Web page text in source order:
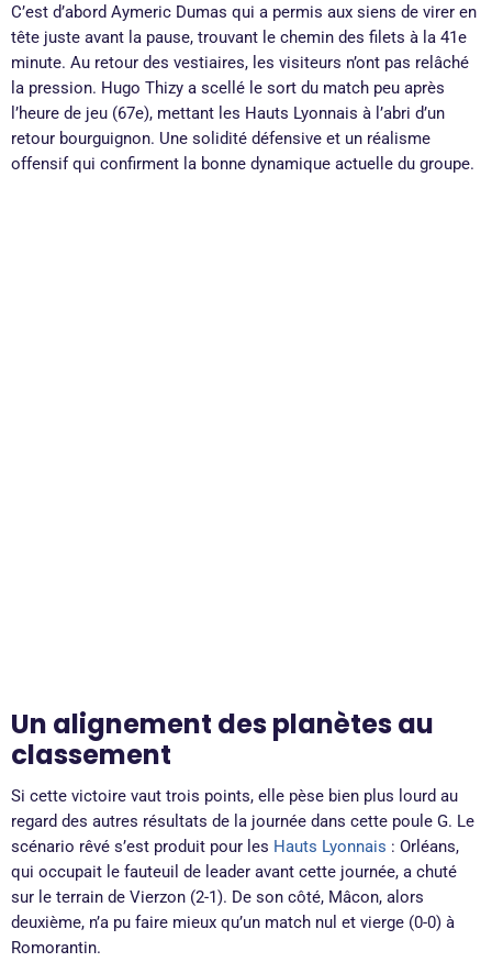
C’est d’abord Aymeric Dumas qui a permis aux siens de virer en
tête juste avant la pause, trouvant le chemin des filets à la 41e
minute. Au retour des vestiaires, les visiteurs n’ont pas relâché
la pression. Hugo Thizy a scellé le sort du match peu après
l’heure de jeu (67e), mettant les Hauts Lyonnais à l’abri d’un
retour bourguignon. Une solidité défensive et un réalisme
offensif qui confirment la bonne dynamique actuelle du groupe.
Un alignement des planètes au
classement
Si cette victoire vaut trois points, elle pèse bien plus lourd au
regard des autres résultats de la journée dans cette poule G. Le
scénario rêvé s’est produit pour les Hauts Lyonnais : Orléans,
qui occupait le fauteuil de leader avant cette journée, a chuté
sur le terrain de Vierzon (2-1). De son côté, Mâcon, alors
deuxième, n’a pu faire mieux qu’un match nul et vierge (0-0) à
Romorantin.